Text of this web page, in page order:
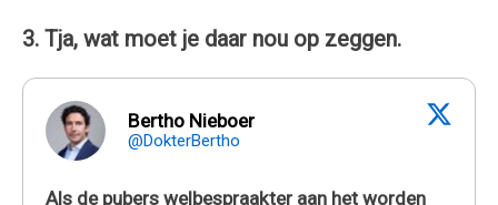
3. Tja, wat moet je daar nou op zeggen.
Bertho Nieboer
@DokterBertho
Als de pubers welbespraakter aan het worden